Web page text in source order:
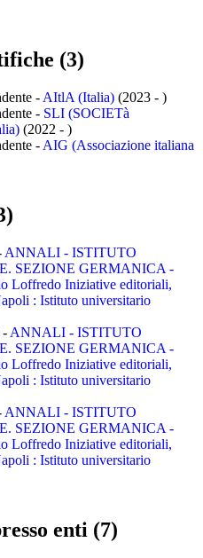
(3)
- AItlA (Italia) (2023 - )
- SLI (SOCIETà
(2022 - )
- AIG (Associazione italiana
ANNALI - ISTITUTO
SEZIONE GERMANICA -
Loffredo Iniziative editoriali,
: Istituto universitario
- ANNALI - ISTITUTO
SEZIONE GERMANICA -
Loffredo Iniziative editoriali,
: Istituto universitario
ANNALI - ISTITUTO
SEZIONE GERMANICA -
Loffredo Iniziative editoriali,
: Istituto universitario
enti (7)